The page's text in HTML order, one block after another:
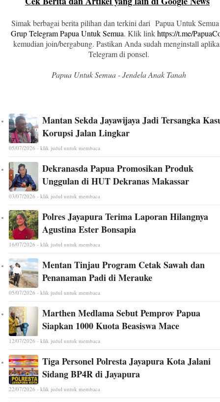
Simak berbagai berita pilihan dan terkini dari Papua Untuk
Grup Telegram Papua Untuk Semua. Klik linkhttps://t.me/
kemudian join/bergabung. Pastikan Anda sudah menginstall
Telegram di ponsel.
Papua Untuk Semua - Jendela Anak Tanah
Mantan Sekda Jayawijaya Jadi Tersangka
Korupsi Jalan Lingkar
05/07/2026 - klik judul untuk membaca
Dekranasda Papua Promosikan Produk
Unggulan di HUT Dekranas Makassar
03/07/2026 - klik judul untuk membaca
Polres Jayapura Terima Laporan Hilangnya
Agustina Ester Bonsapia
16/07/2026 - klik judul untuk membaca
Mentan Tinjau Program Cetak Sawah dan
Penanaman Padi di Merauke
05/07/2026 - klik judul untuk membaca
Marthen Medlama Sebut Pemprov Papua
Siapkan 1000 Kuota Beasiswa Mace
12/07/2026 - klik judul untuk membaca
Tiga Personel Polresta Jayapura Kota Jalani
Sidang BP4R di Jayapura
22/07/2026 - klik judul untuk membaca